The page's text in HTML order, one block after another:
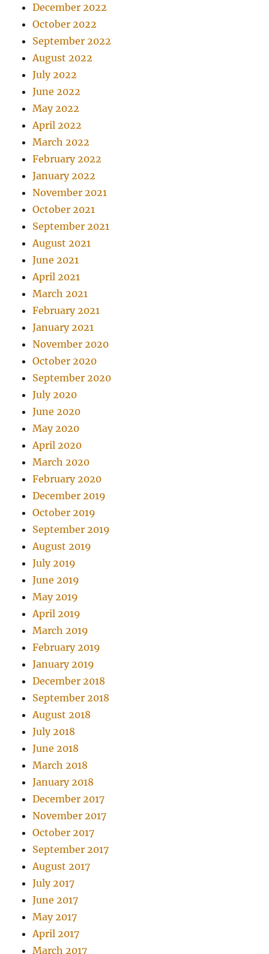
December 2022
October 2022
September 2022
August 2022
July 2022
June 2022
May 2022
April 2022
March 2022
February 2022
January 2022
November 2021
October 2021
September 2021
August 2021
June 2021
April 2021
March 2021
February 2021
January 2021
November 2020
October 2020
September 2020
July 2020
June 2020
May 2020
April 2020
March 2020
February 2020
December 2019
October 2019
September 2019
August 2019
July 2019
June 2019
May 2019
April 2019
March 2019
February 2019
January 2019
December 2018
September 2018
August 2018
July 2018
June 2018
March 2018
January 2018
December 2017
November 2017
October 2017
September 2017
August 2017
July 2017
June 2017
May 2017
April 2017
March 2017